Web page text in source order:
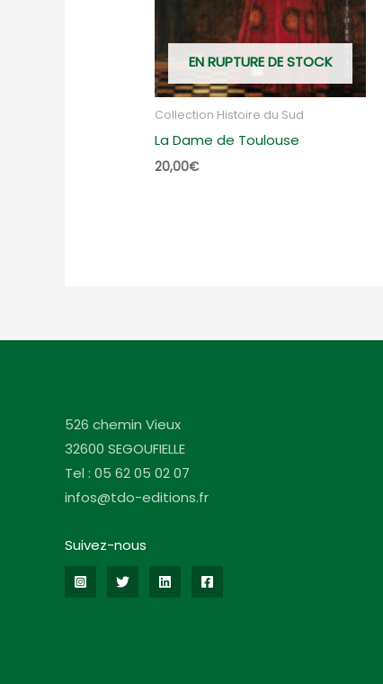
EN RUPTURE DE STOCK
Collection Histoire du Sud
La Dame de Toulouse
20,00€
526 chemin Vieux
32600 SEGOUFIELLE
Tel : 05 62 05 02 07
infos@tdo-editions.fr
Suivez-nous